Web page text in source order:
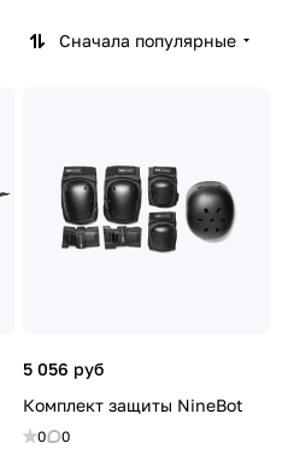
Сначала популярные
5 056 руб
Комплект защиты NineBot
0 0